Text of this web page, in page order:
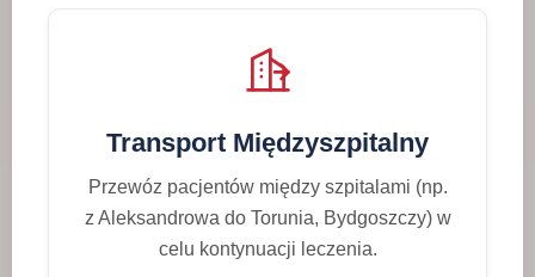
Transport Międzyszpitalny
Przewóz pacjentów między szpitalami (np.
z Aleksandrowa do Torunia, Bydgoszczy) w
celu kontynuacji leczenia.